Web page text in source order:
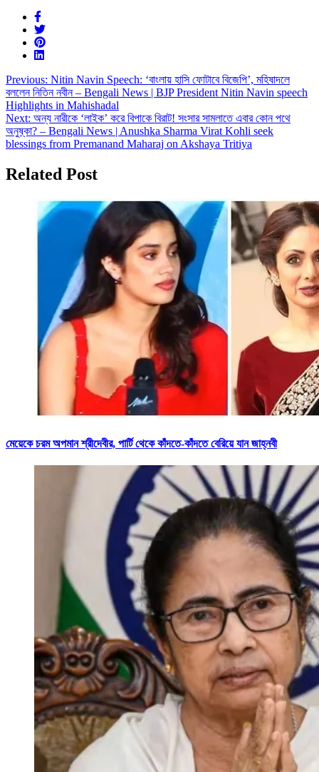
Post
navigation
Previous: Nitin Navin Speech: ‘বাংলায় হাসি ফোটাবে বিজেপি’, মহিষাদলে
বললেন নিতিন নবীন – Bengali News | BJP President Nitin Navin speech
Highlights in Mahishadal
Next: অন্য নারীকে ‘লাইক’ করে বিপাকে বিরাট! সংসার সামলাতে এবার কোন পথে
অনুষ্কা? – Bengali News | Anushka Sharma Virat Kohli seek
blessings from Premanand Maharaj on Akshaya Tritiya
Related Post
মেয়েকে চরম অপমান শ্রীদেবীর, পার্টি থেকে কাঁদতে-কাঁদতে বেরিয়ে যান জাহ্নবী